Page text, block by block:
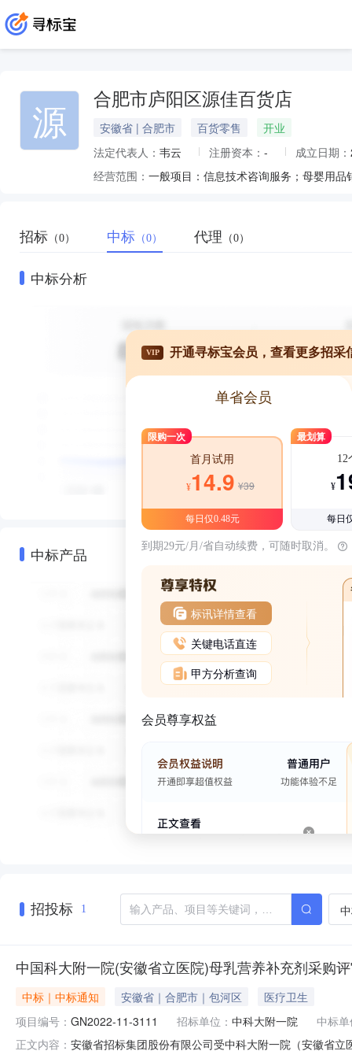
源 合肥市庐阳区源佳百货店
安徽省 | 合肥市 百货零售
开业
法定代表人： 韦云 注册资本： - 成立日期：
经营范围：
招标 （0） 中标 （0） 代理 （0）
中标分析
中标产品
VIP 开通寻标宝会员，查看更多招采
单省会员
限购一次
首月试用
¥14.9 ¥39
每日仅0.48元
最划算
12
¥
每日
到期29元/月/省自动续费，可随时取消。
标讯详情查看
关键电话直连
甲方分析查询
会员尊享权益
招投标 1
中国科大附一院(安徽省立医院)母乳营养补充剂采购
中标｜中标通知 安徽省｜合肥市｜包河区
医疗卫生
项目编号： GN2022-11-3111 招标单位： 中科大附一院
中标
正文内容： 安徽省招标集团股份有限公司受中科大附一院（安徽省